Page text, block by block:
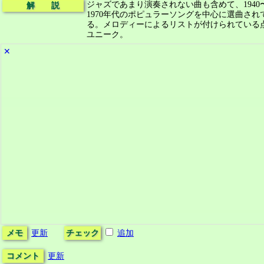
解 説
ジャズであまり演奏されない曲も含めて、1940
1970年代のポピュラーソングを中心に選曲され
る。メロディーによるリストが付けられている
ユニーク。
✕
メモ 更新 チェック 追加
コメント 更新